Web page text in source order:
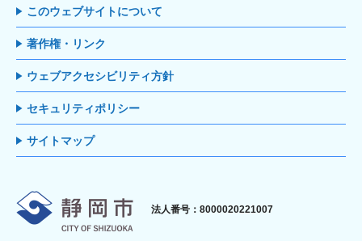
このウェブサイトについて
著作権・リンク
ウェブアクセシビリティ方針
セキュリティポリシー
サイトマップ
静岡市
法人番号：8000020221007